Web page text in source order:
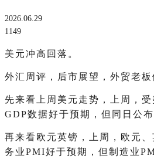
2026.06.29
1149
美元冲高回落。
外汇周评，后市展望，外贸老
先来看上周美元走势，上周，
GDP数据好于预期，但同日公
再来看欧元英镑，上周，欧元
务业PMI好于预期，但制造业